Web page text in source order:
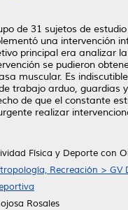
de 31 sujetos de
una intervención
principal era analizar
se pudieron
muscular. Es
trabajo arduo,
de que el constante
realizar
Física y Deporte con
Recreación > GV
Rosales